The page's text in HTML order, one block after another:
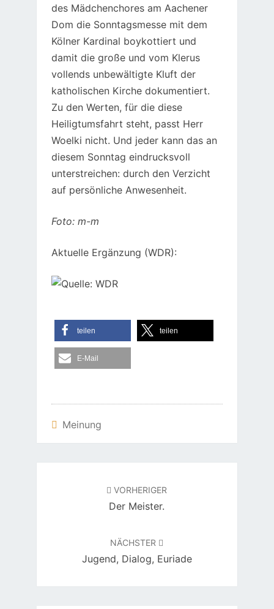
des Mädchenchores am Aachener
Dom die Sonntagsmesse mit dem
Kölner Kardinal boykottiert und
damit die große und vom Klerus
vollends unbewältigte Kluft der
katholischen Kirche dokumentiert.
Zu den Werten, für die diese
Heiligtumsfahrt steht, passt Herr
Woelki nicht. Und jeder kann das an
diesem Sonntag eindrucksvoll
unterstreichen: durch den Verzicht
auf persönliche Anwesenheit.
Foto: m-m
Aktuelle Ergänzung (WDR):
teilen teilen
E-Mail
Meinung
VORHERIGER
Der Meister.
NÄCHSTER
Jugend, Dialog, Euriade